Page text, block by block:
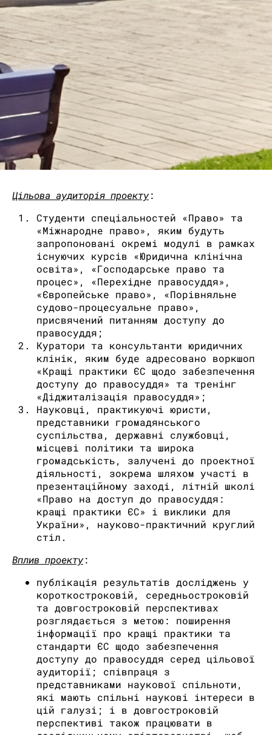
Цільова аудиторія проекту:
Студенти спеціальностей «Право» та
«Міжнародне право», яким будуть
запропоновані окремі модулі в рамках
існуючих курсів «Юридична клінічна
освіта», «Господарське право та
процес», «Перехідне правосуддя»,
«Європейське право», «Порівняльне
судово-процесуальне право»,
присвячений питанням доступу до
правосуддя;
Куратори та консультанти юридичних
клінік, яким буде адресовано воркшоп
«Кращі практики ЄС щодо забезпечення
доступу до правосуддя» та тренінг
«Діджиталізація правосуддя»;
Науковці, практикуючі юристи,
представники громадянського
суспільства, державні службовці,
місцеві політики та широка
громадськість, залучені до проектної
діяльності, зокрема шляхом участі в
презентаційному заході, літній школі
«Право на доступ до правосуддя:
кращі практики ЄС» і виклики для
України», науково-практичний круглий
стіл.
Вплив проекту:
публікація результатів досліджень у
короткостроковій, середньостроковій
та довгостроковій перспективах
розглядається з метою: поширення
інформації про кращі практики та
стандарти ЄС щодо забезпечення
доступу до правосуддя серед цільової
аудиторії; співпраця з
представниками наукової спільноти,
які мають спільні наукові інтереси в
цій галузі; і в довгостроковій
перспективі також працювати в